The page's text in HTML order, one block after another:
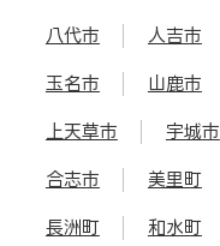
八代市 人吉市
玉名市 山鹿市
上天草市 宇城市
合志市 美里町
長洲町 和水町